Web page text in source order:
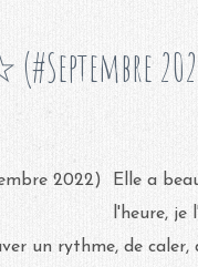
Elle a
l'heure, je
un rythme, de caler,